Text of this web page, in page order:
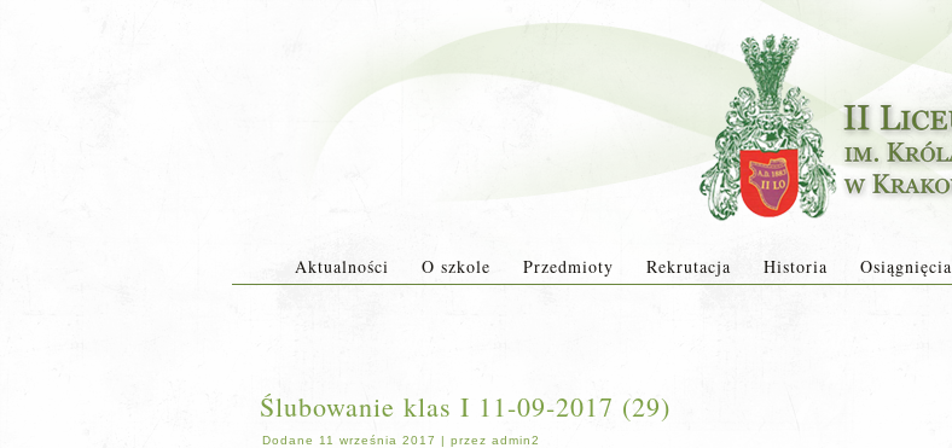
Aktualności O szkole Przedmioty Rekrutacja Historia Osiągnięcia
Ślubowanie klas I 11-09-2017 (29)
Dodane 11 września 2017 | przez admin2